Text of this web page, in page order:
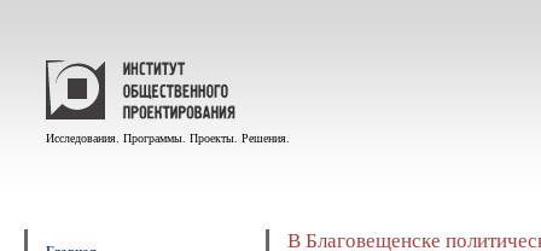
Исследования. Программы. Проекты. Решения.
В Благовещенске